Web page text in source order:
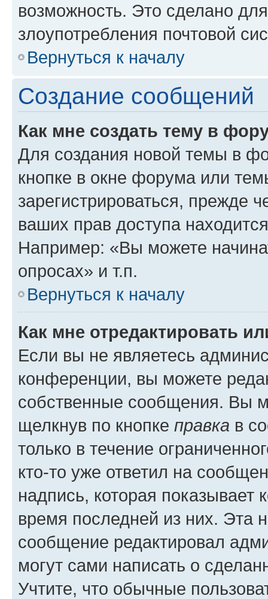
возможность. Это сделано
злоупотребления почтовой
Вернуться к началу
Создание сообщений
Как мне создать тему в
Для создания новой темы в
кнопке в окне форума или
зарегистрироваться, прежде
ваших прав доступа
Например: «Вы можете
опросах» и т.п.
Вернуться к началу
Как мне отредактировать
Если вы не являетесь
конференции, вы можете
собственные сообщения. Вы
щелкнув по кнопке правка в
только в течение
кто-то уже ответил на
надпись, которая показывает
время последней из них. Эта
сообщение редактировал
могут сами написать о
Учтите, что обычные